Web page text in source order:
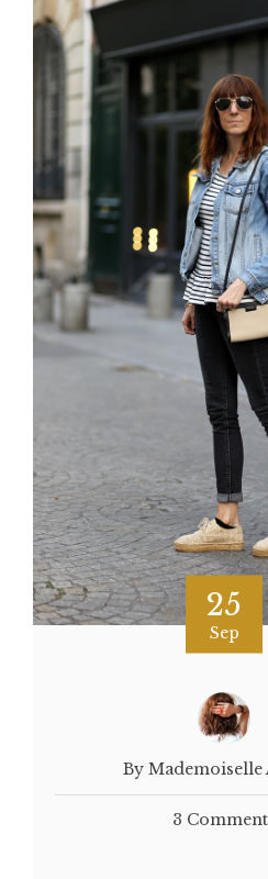
25
Sep
By Mademoiselle
3